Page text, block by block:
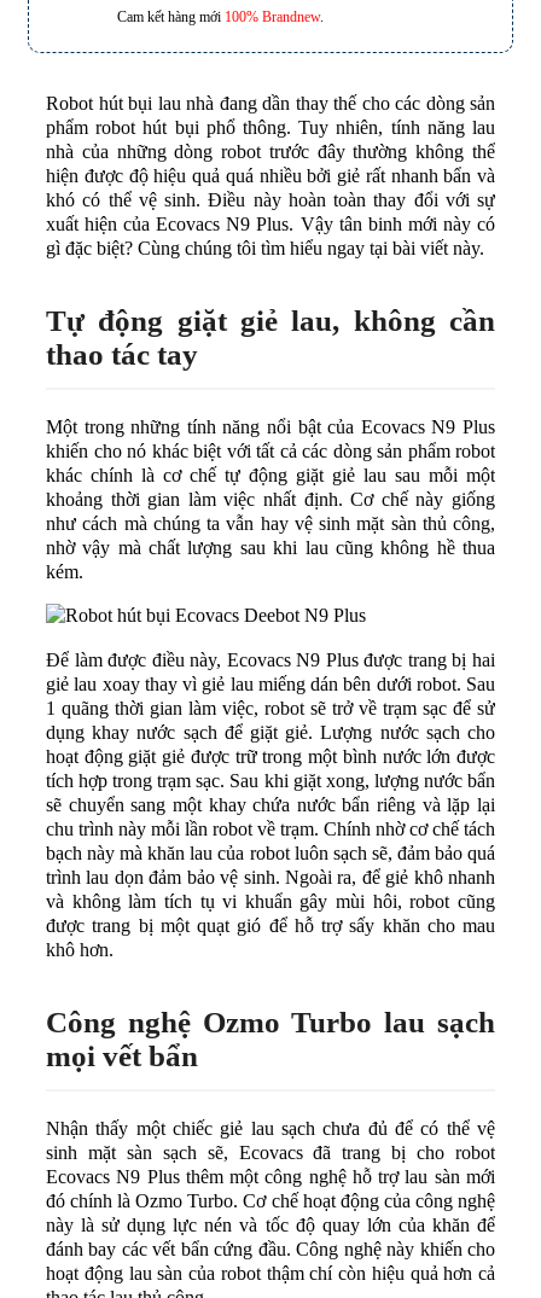
173 Nguyễn Thái Bình, Phường 4, Quận Tân Bình, Hồ Chí
601 Hoàng Liên, TP Lào Cai
Cam kết hàng mới 100% Brandnew.
Robot hút bụi lau nhà đang dần thay thế cho các dòng sản
phẩm robot hút bụi phổ thông. Tuy nhiên, tính năng lau
nhà của những dòng robot trước đây thường không thể
hiện được độ hiệu quả quá nhiều bởi giẻ rất nhanh bẩn và
khó có thể vệ sinh. Điều này hoàn toàn thay đổi với sự
xuất hiện của Ecovacs N9 Plus. Vậy tân binh mới này có
gì đặc biệt? Cùng chúng tôi tìm hiểu ngay tại bài viết này.
Tự động giặt giẻ lau, không cần
thao tác tay
Một trong những tính năng nổi bật của Ecovacs N9 Plus
khiến cho nó khác biệt với tất cả các dòng sản phẩm robot
khác chính là cơ chế tự động giặt giẻ lau sau mỗi một
khoảng thời gian làm việc nhất định. Cơ chế này giống
như cách mà chúng ta vẫn hay vệ sinh mặt sàn thủ công,
nhờ vậy mà chất lượng sau khi lau cũng không hề thua
kém.
Để làm được điều này, Ecovacs N9 Plus được trang bị hai
giẻ lau xoay thay vì giẻ lau miếng dán bên dưới robot. Sau
1 quãng thời gian làm việc, robot sẽ trở về trạm sạc để sử
dụng khay nước sạch để giặt giẻ. Lượng nước sạch cho
hoạt động giặt giẻ được trữ trong một bình nước lớn được
tích hợp trong trạm sạc. Sau khi giặt xong, lượng nước bẩn
sẽ chuyển sang một khay chứa nước bẩn riêng và lặp lại
chu trình này mỗi lần robot về trạm. Chính nhờ cơ chế tách
bạch này mà khăn lau của robot luôn sạch sẽ, đảm bảo quá
trình lau dọn đảm bảo vệ sinh. Ngoài ra, để giẻ khô nhanh
và không làm tích tụ vi khuẩn gây mùi hôi, robot cũng
được trang bị một quạt gió để hỗ trợ sấy khăn cho mau
khô hơn.
Công nghệ Ozmo Turbo lau sạch
mọi vết bẩn
Nhận thấy một chiếc giẻ lau sạch chưa đủ để có thể vệ
sinh mặt sàn sạch sẽ, Ecovacs đã trang bị cho robot
Ecovacs N9 Plus thêm một công nghệ hỗ trợ lau sàn mới
đó chính là Ozmo Turbo. Cơ chế hoạt động của công nghệ
này là sử dụng lực nén và tốc độ quay lớn của khăn để
đánh bay các vết bẩn cứng đầu. Công nghệ này khiến cho
hoạt động lau sàn của robot thậm chí còn hiệu quả hơn cả